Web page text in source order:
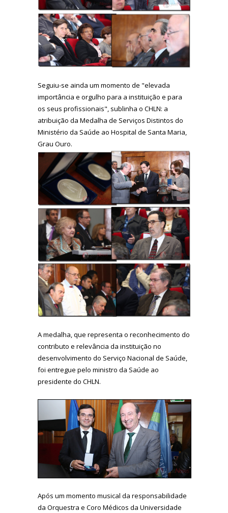
Seguiu-se ainda um momento de "elevada
importância e orgulho para a instituição e para
os seus profissionais", sublinha o CHLN: a
atribuição da Medalha de Serviços Distintos do
Ministério da Saúde ao Hospital de Santa Maria,
Grau Ouro.
A medalha, que representa o reconhecimento do
contributo e relevância da instituição no
desenvolvimento do Serviço Nacional de Saúde,
foi entregue pelo ministro da Saúde ao
presidente do CHLN.
Após um momento musical da responsabilidade
da Orquestra e Coro Médicos da Universidade